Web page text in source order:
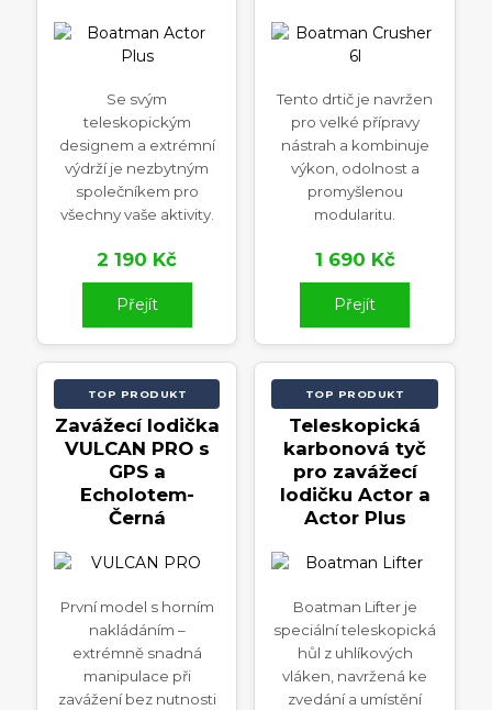
Se svým
teleskopickým
designem a extrémní
výdrží je nezbytným
společníkem pro
všechny vaše aktivity.
2 190 Kč
Přejít
Tento drtič je navržen
pro velké přípravy
nástrah a kombinuje
výkon, odolnost a
promyšlenou
modularitu.
1 690 Kč
Přejít
TOP PRODUKT
Zavážecí lodička
VULCAN PRO s
GPS a
Echolotem-
Černá
První model s horním
nakládáním –
extrémně snadná
manipulace při
zavážení bez nutnosti
TOP PRODUKT
Teleskopická
karbonová tyč
pro zavážecí
lodičku Actor a
Actor Plus
Boatman Lifter je
speciální teleskopická
hůl z uhlíkových
vláken, navržená ke
zvedání a umístění